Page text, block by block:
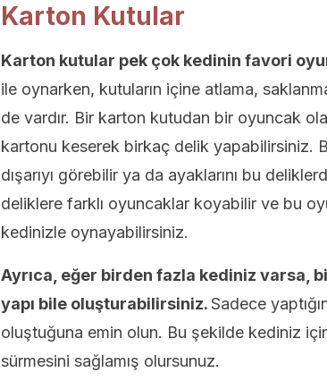
Karton Kutular
Karton kutular pek çok kedinin favori
ile oynarken, kutuların içine atlama,
de vardır. Bir karton kutudan bir oyuncak
kartonu keserek birkaç delik yapabilirsiniz.
dışarıyı görebilir ya da ayaklarını bu
deliklere farklı oyuncaklar koyabilir ve bu
kedinizle oynayabilirsiniz.
Ayrıca, eğer birden fazla kediniz varsa,
yapı bile oluşturabilirsiniz.Sadece
oluştuğuna emin olun. Bu şekilde kediniz
sürmesini sağlamış olursunuz.